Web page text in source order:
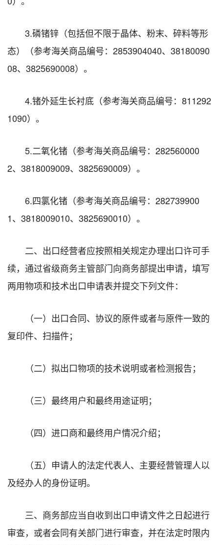
3.磷锗锌（包括但不限于晶体、粉末、碎料等形
态）（参考海关商品编号：2853904040、38180090
08、3825690008）。
4.锗外延生长衬底（参考海关商品编号：811292
1090）。
5.二氧化锗（参考海关商品编号：282560000
2、3818009009、3825690009）。
6.四氯化锗（参考海关商品编号：282739900
1、3818009010、3825690010）。
二、出口经营者应按照相关规定办理出口许可手
续，通过省级商务主管部门向商务部提出申请，填写
两用物项和技术出口申请表并提交下列文件：
（一）出口合同、协议的原件或者与原件一致的
复印件、扫描件；
（二）拟出口物项的技术说明或者检测报告；
（三）最终用户和最终用途证明；
（四）进口商和最终用户情况介绍；
（五）申请人的法定代表人、主要经营管理人以
及经办人的身份证明。
三、商务部应当自收到出口申请文件之日起进行
审查，或者会同有关部门进行审查，并在法定时限内